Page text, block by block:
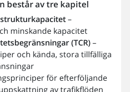
består av tre kapitel
–
minskande kapacitet
(TCR)–
och kända, stora tillfälliga
för efterföljande
av trafikflöden